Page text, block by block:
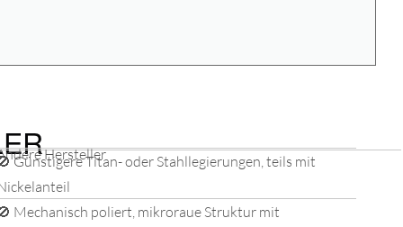
Hersteller
Günstigere Titan- oder Stahllegierungen, teils mit
Mechanisch poliert, mikroraue Struktur mit